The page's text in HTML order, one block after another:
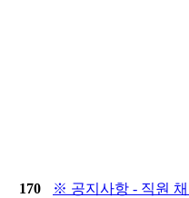
170 ※ 공지사항 - 직원